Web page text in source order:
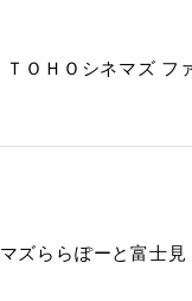
ＯＨＯシネマズ フ
ららぽーと富士見